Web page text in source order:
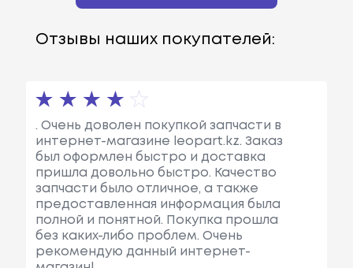
Отзывы наших покупателей:
. Очень доволен покупкой запчасти в
интернет-магазине leopart.kz. Заказ
был оформлен быстро и доставка
пришла довольно быстро. Качество
запчасти было отличное, а также
предоставленная информация была
полной и понятной. Покупка прошла
без каких-либо проблем. Очень
рекомендую данный интернет-